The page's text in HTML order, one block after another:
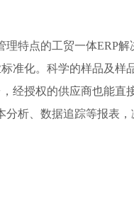
特点的工贸一体ERP
准化。科学的样品及样
经授权的供应商也能直
析、数据追踪等报表